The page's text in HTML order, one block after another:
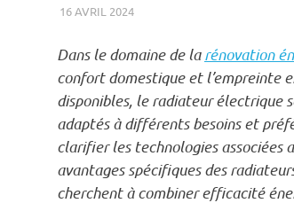
16 AVRIL 2024RÉMI
CHAUFFAGE
Dans le domaine de larénovation
confort domestique et l’empreinte
disponibles, le radiateur électrique
adaptés à différents besoins et
clarifier les technologies
avantages spécifiques des
cherchent à combiner efficacité